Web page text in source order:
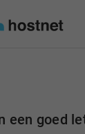
een goed